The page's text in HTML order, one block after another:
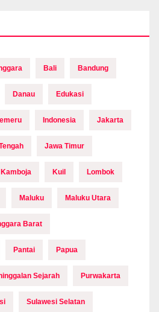
Bali Bandung
Danau Edukasi
Indonesia Jakarta
Jawa Timur
Kamboja Kuil Lombok
Maluku Maluku Utara
Barat
Pantai Papua
Sejarah Purwakarta
Sulawesi Selatan